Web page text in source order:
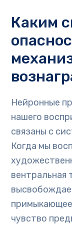
Каким
Нейронные
нашего
связаны с
Когда мы
вентральная
чувство